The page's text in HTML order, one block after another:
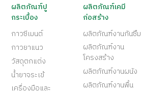
ผลิตภัณฑ์ปู
กระเบื้อง
กาวซีเมนต์
กาวยาแนว
วัสดุตกแต่ง
น้ำยาจระเข้
เครื่องมือและ
ผลิตภัณฑ์เคมี
ก่อสร้าง
ผลิตภัณฑ์งานกันซึม
ผลิตภัณฑ์งาน
โครงสร้าง
ผลิตภัณฑ์งานผนัง
ผลิตภัณฑ์งานพื้น